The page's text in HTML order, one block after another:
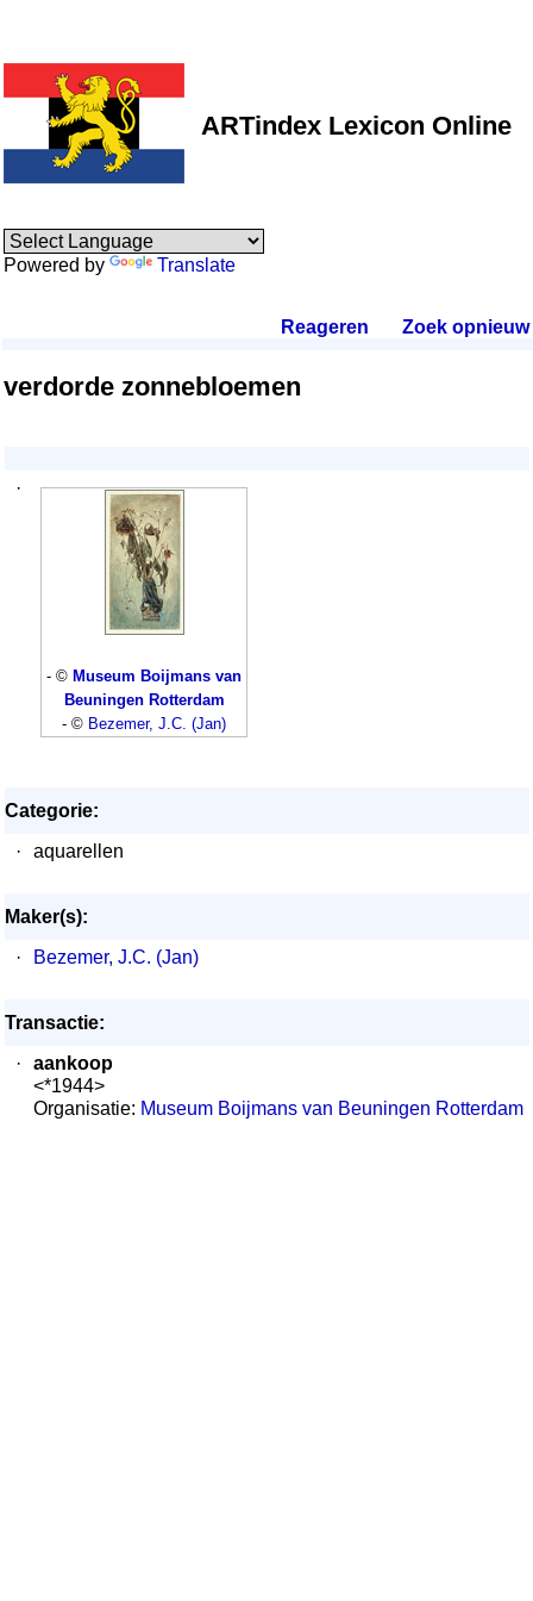
ARTindex Lexicon Online
Powered by Translate
Reageren Zoek opnieuw.
verdorde zonnebloemen
·
- © Museum Boijmans van
Beuningen Rotterdam
- © Bezemer, J.C. (Jan)
Categorie:
·
aquarellen
Maker(s):
·
Bezemer, J.C. (Jan)
Transactie:
·
aankoop
<*1944>
Organisatie: Museum Boijmans van Beuningen Rotterdam